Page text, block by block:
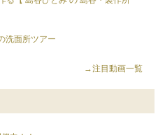
洗面所ツアー
→注目動画一覧